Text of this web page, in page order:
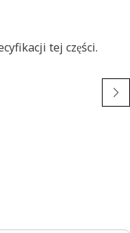
tej części.